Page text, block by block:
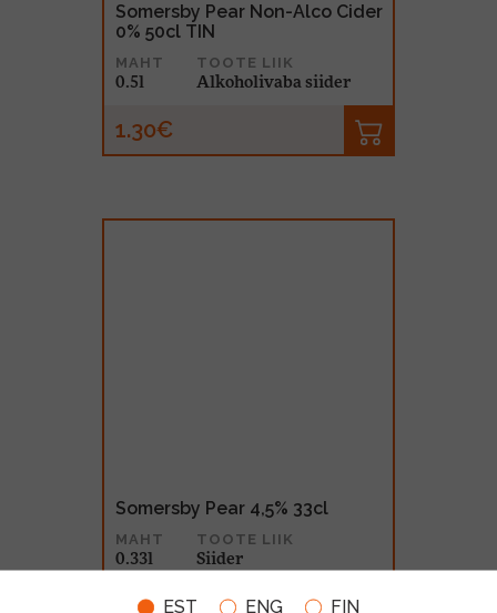
EST ENG FIN
Somersby Pear Non-Alco Cider
0% 50cl TIN
MAHT
0.5l
TOOTE LIIK
Alkoholivaba siider
1.30€
Somersby Pear 4,5% 33cl
MAHT
0.33l
TOOTE LIIK
Siider
0.99€